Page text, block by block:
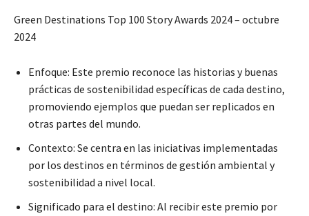
Green Destinations Top 100 Story Awards 2024 – octubre
2024
Enfoque: Este premio reconoce las historias y buenas
prácticas de sostenibilidad específicas de cada destino,
promoviendo ejemplos que puedan ser replicados en
otras partes del mundo.
Contexto: Se centra en las iniciativas implementadas
por los destinos en términos de gestión ambiental y
sostenibilidad a nivel local.
Significado para el destino: Al recibir este premio por